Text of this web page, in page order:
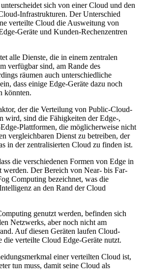
sich von einer Cloud und den
Infrastrukturen. Der Unterschied
verteilte Cloud die Ausweitung von
Geräte und Kunden-Rechenzentren
alle Dienste, die in einem zentralen
verfügbar sind, am Rande des
räumen auch unterschiedliche
dass einige Edge-Geräte dazu noch
könnten.
der die Verteilung von Public-Cloud-
wird, sind die Fähigkeiten der Edge-,
Plattformen, die möglicherweise nicht
vergleichbaren Dienst zu betreiben, der
in der zentralisierten Cloud zu finden ist.
die verschiedenen Formen von Edge in
werden. Der Bereich von Near- bis Far-
Computing bezeichnet, was die
an den Rand der Cloud
genutzt werden, befinden sich
Netzwerks, aber noch nicht am
Auf diesen Geräten laufen Cloud-
die verteilte Cloud Edge-Geräte nutzt.
einer verteilten Cloud ist,
tun muss, damit seine Cloud als